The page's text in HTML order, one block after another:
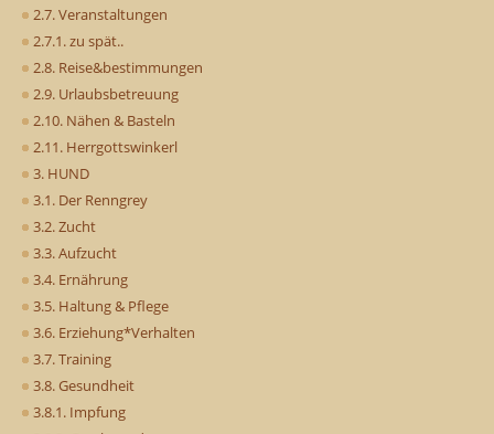
2.7. Veranstaltungen
2.7.1. zu spät..
2.8. Reise&bestimmungen
2.9. Urlaubsbetreuung
2.10. Nähen & Basteln
2.11. Herrgottswinkerl
3. HUND
3.1. Der Renngrey
3.2. Zucht
3.3. Aufzucht
3.4. Ernährung
3.5. Haltung & Pflege
3.6. Erziehung*Verhalten
3.7. Training
3.8. Gesundheit
3.8.1. Impfung